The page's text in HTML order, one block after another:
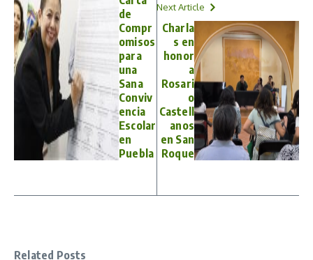
de
Compr
omisos
para
una
Sana
Conviv
encia
Escolar
en
Puebla
Next Article
Charla
s en
honor
a
Rosari
o
Castell
anos
en San
Roque
Related Posts